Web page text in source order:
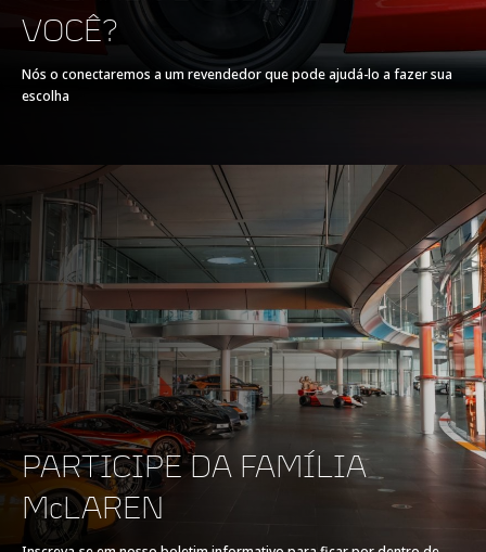
elétrico, cárter seco
Frenagem
100-0 km/h 29,5 metros
200-0 km/h 100 metros
VOCÊ?
Nós o conectaremos a um revendedor que pode ajudá-lo a fazer sua
escolha
PARTICIPE DA FAMÍLIA
McLAREN